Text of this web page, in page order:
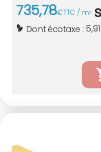
735,78€TTC / m3
Dont écotaxe : 5,91